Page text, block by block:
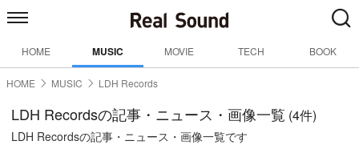
HOME MUSIC MOVIE TECH BOOK
HOME MUSIC LDH Records
LDH Recordsの記事・ニュース・画像一覧 (4件)
LDH Recordsの記事・ニュース・画像一覧です